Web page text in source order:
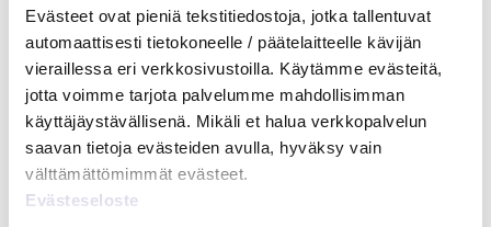
Evästeet ovat pieniä tekstitiedostoja, jotka tallentuvat
automaattisesti tietokoneelle / päätelaitteelle kävijän
vieraillessa eri verkkosivustoilla. Käytämme evästeitä,
jotta voimme tarjota palvelumme mahdollisimman
käyttäjäystävällisenä. Mikäli et halua verkkopalvelun
saavan tietoja evästeiden avulla, hyväksy vain
välttämättömimmät evästeet.
Evästeseloste
Yritysten välisen tavaran ketjukaupan